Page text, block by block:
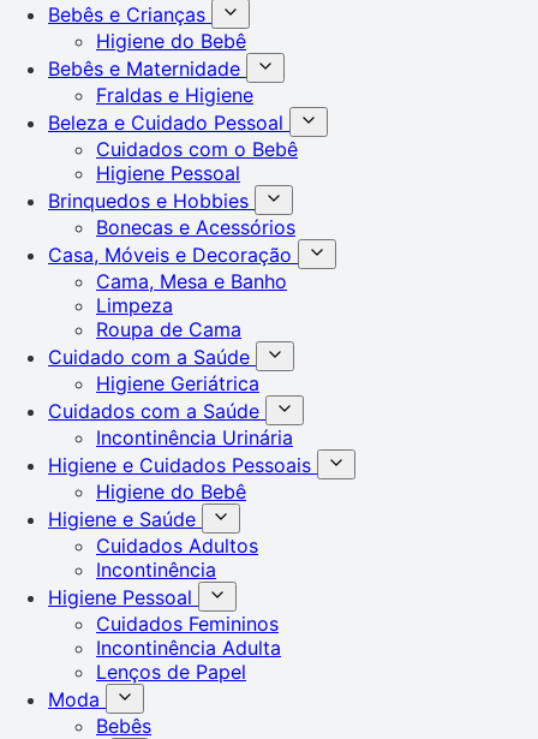
Bebês e Crianças
Higiene do Bebê
Bebês e Maternidade
Fraldas e Higiene
Beleza e Cuidado Pessoal
Cuidados com o Bebê
Higiene Pessoal
Brinquedos e Hobbies
Bonecas e Acessórios
Casa, Móveis e Decoração
Cama, Mesa e Banho
Limpeza
Roupa de Cama
Cuidado com a Saúde
Higiene Geriátrica
Cuidados com a Saúde
Incontinência Urinária
Higiene e Cuidados Pessoais
Higiene do Bebê
Higiene e Saúde
Cuidados Adultos
Incontinência
Higiene Pessoal
Cuidados Femininos
Incontinência Adulta
Lenços de Papel
Moda
Bebês